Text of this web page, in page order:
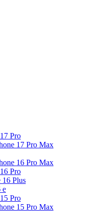
Pro
17 Pro Max
16 Pro Max
Pro
16 Plus
e
Pro
15 Pro Max